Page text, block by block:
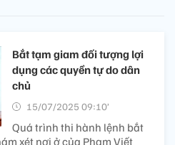
Bắt tạm giam đối tượng lợi
dụng các quyền tự do dân
chủ
15/07/2025 09:10’
Quá trình thi hành lệnh bắt
xét nơi ở của Phạm Viết